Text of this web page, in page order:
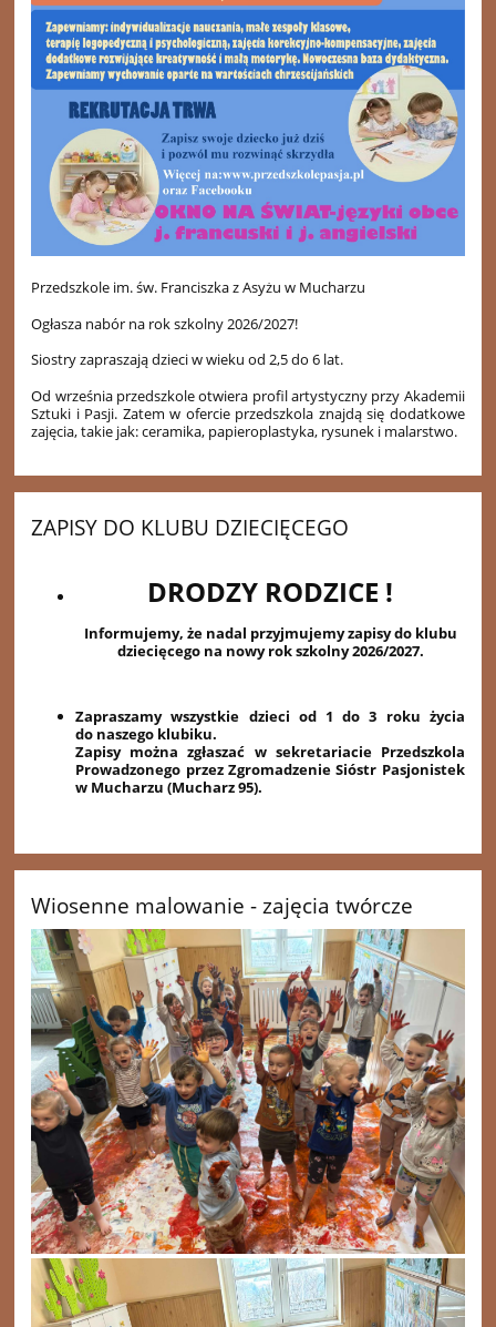
Przedszkole im. św. Franciszka z Asyżu w Mucharzu
Ogłasza nabór na rok szkolny 2026/2027!
Siostry zapraszają dzieci w wieku od 2,5 do 6 lat.
Od września przedszkole otwiera profil artystyczny przy Akademii
Sztuki i Pasji. Zatem w ofercie przedszkola znajdą się dodatkowe
zajęcia, takie jak: ceramika, papieroplastyka, rysunek i malarstwo.
ZAPISY DO KLUBU DZIECIĘCEGO
DRODZY RODZICE !
Informujemy, że nadal przyjmujemy zapisy do klubu
dziecięcego na nowy rok szkolny 2026/2027.
Zapraszamy wszystkie dzieci od 1 do 3 roku życia
do naszego klubiku.
Zapisy można zgłaszać w sekretariacie Przedszkola
Prowadzonego przez Zgromadzenie Sióstr Pasjonistek
w Mucharzu (Mucharz 95).
Wiosenne malowanie - zajęcia twórcze